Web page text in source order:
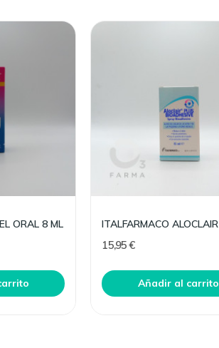
ORAL 8 ML
15,95 €
Añadir al carrito